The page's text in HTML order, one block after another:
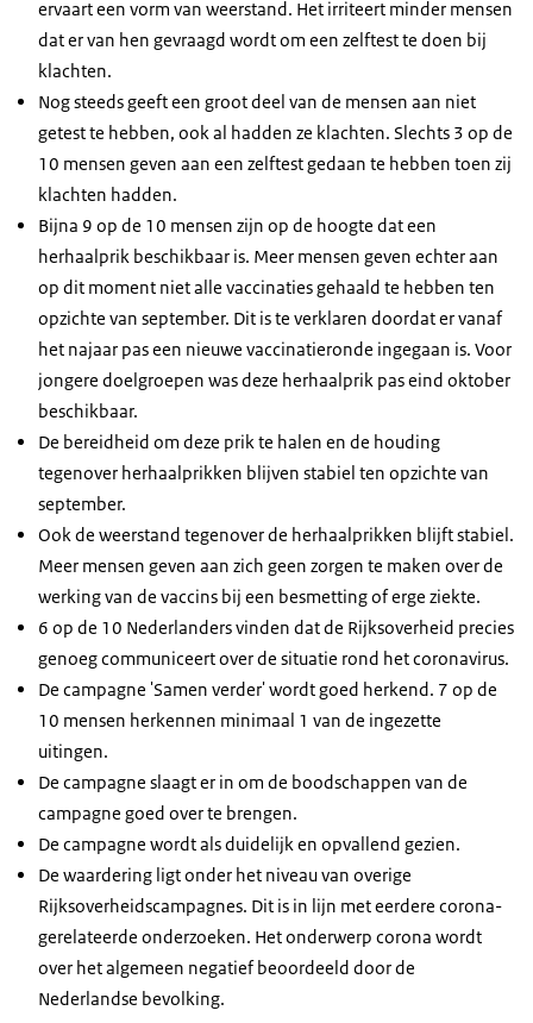
ervaart een vorm van weerstand. Het irriteert minder mensen
dat er van hen gevraagd wordt om een zelftest te doen bij
klachten.
Nog steeds geeft een groot deel van de mensen aan niet
getest te hebben, ook al hadden ze klachten. Slechts 3 op de
10 mensen geven aan een zelftest gedaan te hebben toen zij
klachten hadden.
Bijna 9 op de 10 mensen zijn op de hoogte dat een
herhaalprik beschikbaar is. Meer mensen geven echter aan
op dit moment niet alle vaccinaties gehaald te hebben ten
opzichte van september. Dit is te verklaren doordat er vanaf
het najaar pas een nieuwe vaccinatieronde ingegaan is. Voor
jongere doelgroepen was deze herhaalprik pas eind oktober
beschikbaar.
De bereidheid om deze prik te halen en de houding
tegenover herhaalprikken blijven stabiel ten opzichte van
september.
Ook de weerstand tegenover de herhaalprikken blijft stabiel.
Meer mensen geven aan zich geen zorgen te maken over de
werking van de vaccins bij een besmetting of erge ziekte.
6 op de 10 Nederlanders vinden dat de Rijksoverheid precies
genoeg communiceert over de situatie rond het coronavirus.
De campagne 'Samen verder' wordt goed herkend. 7 op de
10 mensen herkennen minimaal 1 van de ingezette
uitingen.
De campagne slaagt er in om de boodschappen van de
campagne goed over te brengen.
De campagne wordt als duidelijk en opvallend gezien.
De waardering ligt onder het niveau van overige
Rijksoverheidscampagnes. Dit is in lijn met eerdere corona-
gerelateerde onderzoeken. Het onderwerp corona wordt
over het algemeen negatief beoordeeld door de
Nederlandse bevolking.